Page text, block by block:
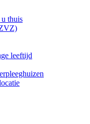
thuis
leeftijd